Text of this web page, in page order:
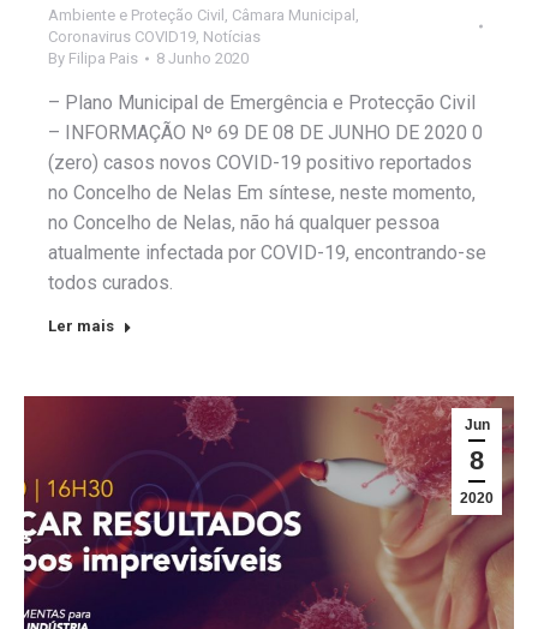
Ambiente e Proteção Civil , Câmara Municipal ,
Coronavirus COVID19, Notícias
By Filipa Pais 8 Junho 2020
– Plano Municipal de Emergência e Protecção Civil
– INFORMAÇÃO Nº 69 DE 08 DE JUNHO DE 2020 0
(zero) casos novos COVID-19 positivo reportados
no Concelho de Nelas Em síntese, neste momento,
no Concelho de Nelas, não há qualquer pessoa
atualmente infectada por COVID-19, encontrando-se
todos curados.
Ler mais
Jun
8
2020